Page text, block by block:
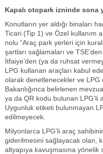
Kapalı otopark izninde sona
Konutların yer aldığı binaları
Ticari (Tip 1) ve Özel kullanım
nolu “Araç park yerleri için
şartları sağlamaları ve
İtfaiye’den (ya da ruhsat
LPG kullanan araçları kabul
olarak denetlenecekler ve LPG
Bakanlığınca belirlenen
ya da QR kodu bulunan LPG’li
Uygunluk etiketi bulunmayan
edilmeyecek.
Milyonlarca LPG’li araç
giderilmesini sağlayacak olan,
altyapıya kavuşmasına